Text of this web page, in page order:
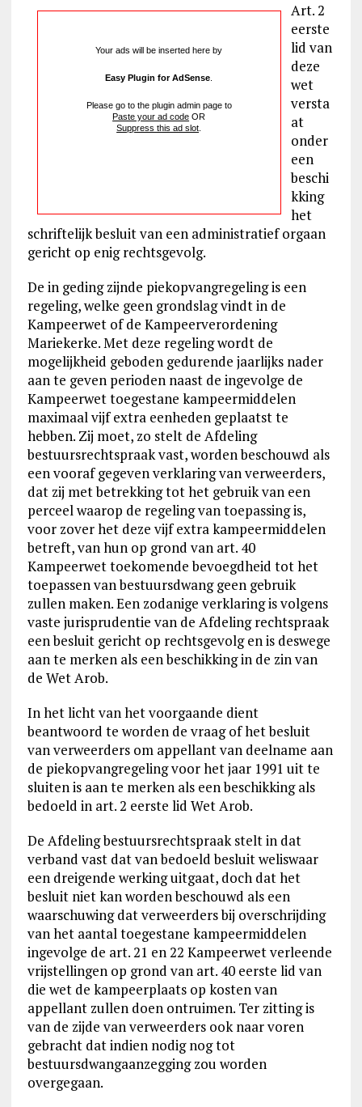
Your ads will be inserted here by
Easy Plugin for AdSense
Please go to the plugin admin page to
Paste your ad code OR
Suppress this ad slot
Art. 2
eerste
lid van
deze
wet
versta
at
onder
een
beschi
kking
het
schriftelijk besluit van een administratief orgaan
gericht op enig rechtsgevolg.
De in geding zijnde piekopvangregeling is een
regeling, welke geen grondslag vindt in de
Kampeerwet of de Kampeerverordening
Mariekerke. Met deze regeling wordt de
mogelijkheid geboden gedurende jaarlijks nader
aan te geven perioden naast de ingevolge de
Kampeerwet toegestane kampeermiddelen
maximaal vijf extra eenheden geplaatst te
hebben. Zij moet, zo stelt de Afdeling
bestuursrechtspraak vast, worden beschouwd als
een vooraf gegeven verklaring van verweerders,
dat zij met betrekking tot het gebruik van een
perceel waarop de regeling van toepassing is,
voor zover het deze vijf extra kampeermiddelen
betreft, van hun op grond van art. 40
Kampeerwet toekomende bevoegdheid tot het
toepassen van bestuursdwang geen gebruik
zullen maken. Een zodanige verklaring is volgens
vaste jurisprudentie van de Afdeling rechtspraak
een besluit gericht op rechtsgevolg en is deswege
aan te merken als een beschikking in de zin van
de Wet Arob.
In het licht van het voorgaande dient
beantwoord te worden de vraag of het besluit
van verweerders om appellant van deelname aan
de piekopvangregeling voor het jaar 1991 uit te
sluiten is aan te merken als een beschikking als
bedoeld in art. 2 eerste lid Wet Arob.
De Afdeling bestuursrechtspraak stelt in dat
verband vast dat van bedoeld besluit weliswaar
een dreigende werking uitgaat, doch dat het
besluit niet kan worden beschouwd als een
waarschuwing dat verweerders bij overschrijding
van het aantal toegestane kampeermiddelen
ingevolge de art. 21 en 22 Kampeerwet verleende
vrijstellingen op grond van art. 40 eerste lid van
die wet de kampeerplaats op kosten van
appellant zullen doen ontruimen. Ter zitting is
van de zijde van verweerders ook naar voren
gebracht dat indien nodig nog tot
bestuursdwangaanzegging zou worden
overgegaan.